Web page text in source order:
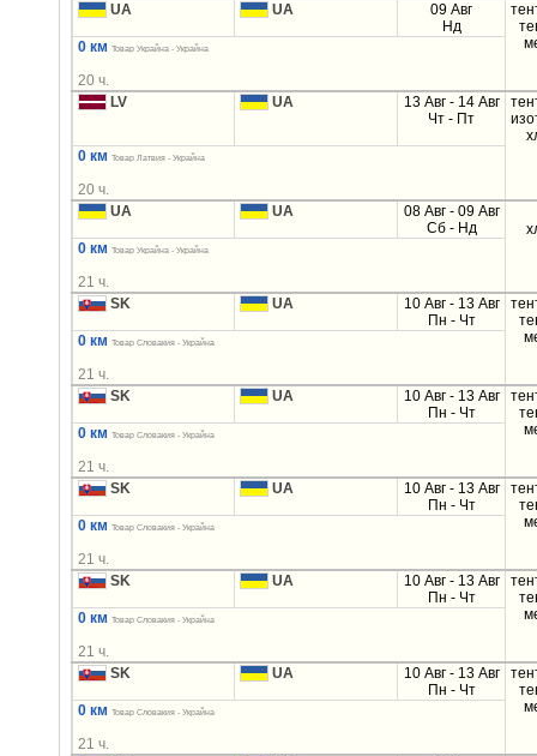
UA
UA
09 Авг
Нд
0 км Товар Украйна - Украйна
20 ч.
LV
UA
13 Авг - 14 Авг
Чт - Пт
0 км
Товар Латвия - Украйна
20 ч.
UA
UA
08 Авг - 09 Авг
Сб - Нд
0 км
Товар Украйна - Украйна
21 ч.
SK
UA
10 Авг - 13 Авг
Пн - Чт
0 км Товар Словакия - Украйна
21 ч.
SK
UA
10 Авг - 13 Авг
Пн - Чт
0 км Товар Словакия - Украйна
21 ч.
SK
UA
10 Авг - 13 Авг
Пн - Чт
0 км Товар Словакия - Украйна
21 ч.
SK
UA
10 Авг - 13 Авг
Пн - Чт
0 км Товар Словакия - Украйна
21 ч.
SK
UA
10 Авг - 13 Авг
Пн - Чт
0 км Товар Словакия - Украйна
21 ч.